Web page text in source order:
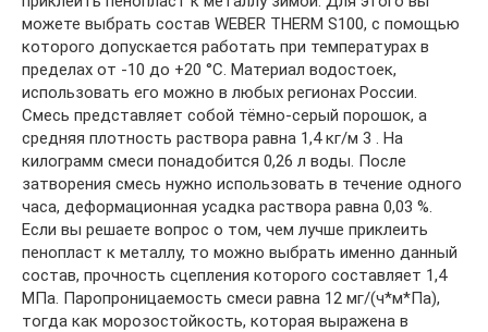
можете выбрать состав WEBER THERM S100, с помощью
которого допускается работать при температурах в
пределах от -10 до +20 °С. Материал водостоек,
использовать его можно в любых регионах России.
Смесь представляет собой тёмно-серый порошок, а
средняя плотность раствора равна 1,4 кг/м 3 . На
килограмм смеси понадобится 0,26 л воды. После
затворения смесь нужно использовать в течение одного
часа, деформационная усадка раствора равна 0,03 %.
Если вы решаете вопрос о том, чем лучше приклеить
пенопласт к металлу, то можно выбрать именно данный
состав, прочность сцепления которого составляет 1,4
МПа. Паропроницаемость смеси равна 12 мг/(ч*м*Па),
тогда как морозостойкость, которая выражена в